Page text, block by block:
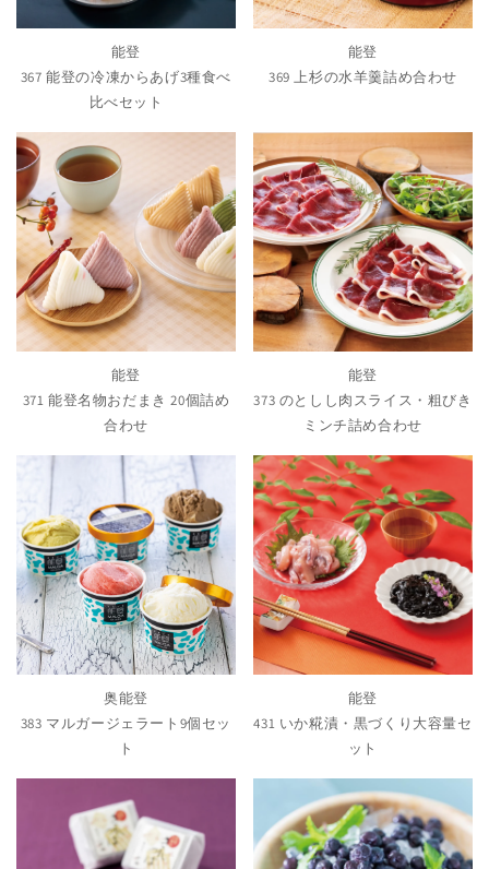
能登
367 能登の冷凍からあげ3種食べ
比べセット
能登
369 上杉の水羊羹詰め合わせ
能登
371 能登名物おだまき 20個詰め
合わせ
能登
373 のとしし肉スライス・粗びき
ミンチ詰め合わせ
奥能登
383 マルガージェラート9個セッ
ト
能登
431 いか糀漬・黒づくり大容量セ
ット